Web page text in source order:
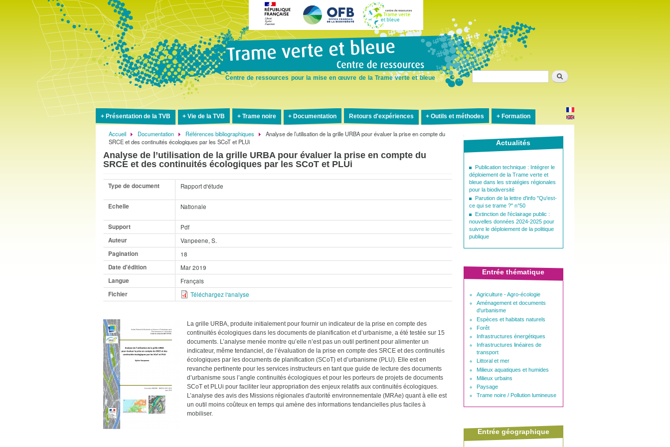
au
contenu
Centre de ressources pour la mise en œuvre de la Trame verte et bleue
Présentation de la TVB Vie de la TVB Trame noire Documentation Retours d'expériences Outils et méthodes Formation
Fil
d'Ariane
Accueil Documentation Références bibliographiques
Analyse de l’utilisation de la grille URBA pour évaluer la prise en compte du
SRCE et des continuités écologiques par les SCoT et PLUi
Analyse de l’utilisation de la grille URBA pour évaluer la prise en compte du
SRCE et des continuités écologiques par les SCoT et PLUi
Type de document Rapport d'étude
Echelle Nationale
Support
Pdf
Auteur
Vanpeene, S.
Pagination
18
Date d'édition
Mar 2019
Langue
Français
Fichier
Téléchargez l'analyse
La grille URBA, produite initialement pour fournir un indicateur de la prise en compte des
continuités écologiques dans les documents de planification et d’urbanisme, a été testée sur 15
documents. L’analyse menée montre qu’elle n’est pas un outil pertinent pour alimenter un
indicateur, même tendanciel, de l’évaluation de la prise en compte des SRCE et des continuités
écologiques par les documents de planification (SCoT) et d’urbanisme (PLU). Elle est en
revanche pertinente pour les services instructeurs en tant que guide de lecture des documents
d’urbanisme sous l’angle continuités écologiques et pour les porteurs de projets de documents
SCoT et PLUi pour faciliter leur appropriation des enjeux relatifs aux continuités écologiques.
L’analyse des avis des Missions régionales d'autorité environnementale (MRAe) quant à elle est
un outil moins coûteux en temps qui amène des informations tendancielles plus faciles à
mobiliser.
Actualités
Publication technique : Intégrer le
déploiement de la Trame verte et
bleue dans les stratégies régionales
pour la biodiversité
Parution de la lettre d'info "Qu'est-
ce qui se trame ?" n°50
Extinction de l'éclairage public :
nouvelles données 2024-2025 pour
suivre le déploiement de la politique
publique
Entrée thématique
Agriculture - Agro-écologie
Aménagement et documents
d'urbanisme
Espèces et habitats naturels
Forêt
Infrastructures énergétiques
Infrastructures linéaires de
transport
Littoral et mer
Milieux aquatiques et humides
Milieux urbains
Paysage
Trame noire / Pollution lumineuse
Entrée géographique